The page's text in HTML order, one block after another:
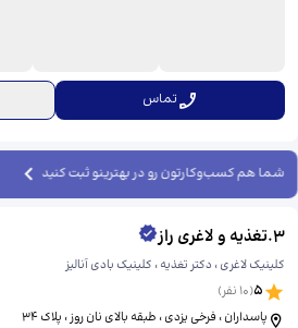
تماس
شما هم کسب‌وکارتون رو در بهترینو ثبت کنید
3
.تغذیه و لاغری راز
کلینیک لاغری ، دکتر تغذیه ، کلینیک بادی آنالیز
5
(
10 نفر)
پاسداران ، فرخی یزدی ، طبقه بالای نان روز ، پلاک ۳۴